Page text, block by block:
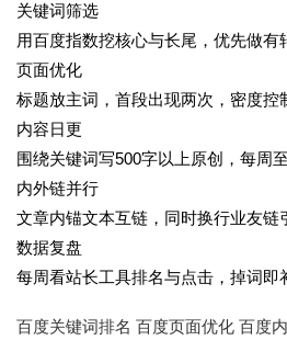
关键词筛选
用百度指数挖核心与长尾，优先做有
页面优化
标题放主词，首段出现两次，密度控
内容日更
围绕关键词写500字以上原创，每周
内外链并行
文章内锚文本互链，同时换行业友链
数据复盘
每周看站长工具排名与点击，掉词即
百度关键词排名 百度页面优化 百度